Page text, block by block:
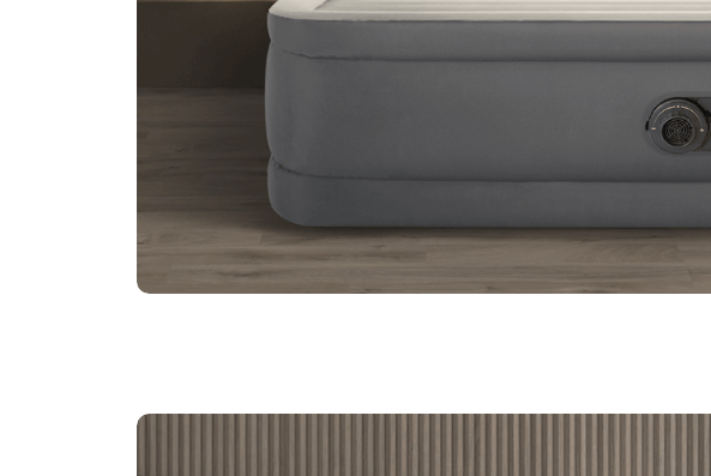
Poliesterska vlakna visoke
čvrstoće
Fiber-Tech™ unutrašnja